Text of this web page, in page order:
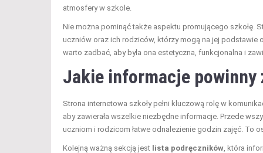
atmosfery w szkole.
Nie można pominąć także aspektu promującego szkołę.
uczniów oraz ich rodziców, którzy mogą na jej podstawie
warto zadbać, aby była ona estetyczna, funkcjonalna i
Jakie informacje powinny
Strona internetowa szkoły pełni kluczową rolę w
aby zawierała wszelkie niezbędne informacje. Przede
uczniom i rodzicom łatwe odnalezienie godzin zajęć. To
Kolejną ważną sekcją jest lista podręczników , która